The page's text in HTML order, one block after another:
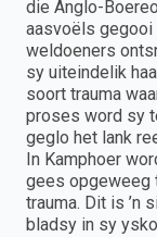
die Anglo-
aasvoëls gegooi
weldoeners
sy uiteindelik
soort trauma
proses word sy
geglo het lank
In Kamphoer
gees opgeweeg
trauma. Dit is ’n
bladsy in sy